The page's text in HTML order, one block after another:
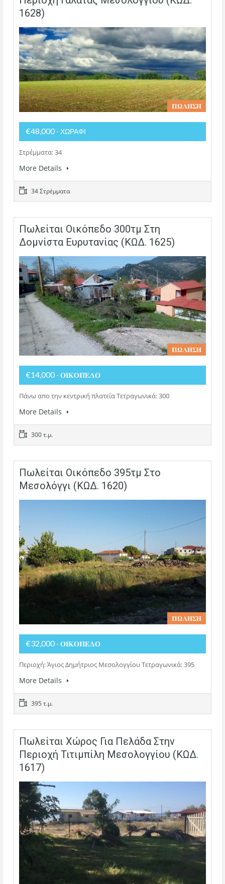
1628)
𝚷𝛀𝚲𝚮𝚺𝚮
€48,000 - ΧΩΡΑΦΙ
Στρέμματα: 34
More Details
34 Στρέμματα
Πωλείται Οικόπεδο 300τμ Στη
Δομνίστα Ευρυτανίας (ΚΩΔ. 1625)
𝚷𝛀𝚲𝚮𝚺𝚮
€14,000 - 𝚶𝚰𝚱𝚶𝚷𝚬𝚫𝚶
Πάνω απο την κεντρική πλατεία Τετραγωνικά: 300
More Details
300 τ.μ.
Πωλείται Οικόπεδο 395τμ Στο
Μεσολόγγι (ΚΩΔ. 1620)
𝚷𝛀𝚲𝚮𝚺𝚮
€32,000 - 𝚶𝚰𝚱𝚶𝚷𝚬𝚫𝚶
Περιοχή: Άγιος Δημήτριος Μεσολογγίου Τετραγωνικά: 395
More Details
395 τ.μ.
Πωλείται Χώρος Για Πελάδα Στην
Περιοχή Τιτιμπίλη Μεσολογγίου (ΚΩΔ.
1617)